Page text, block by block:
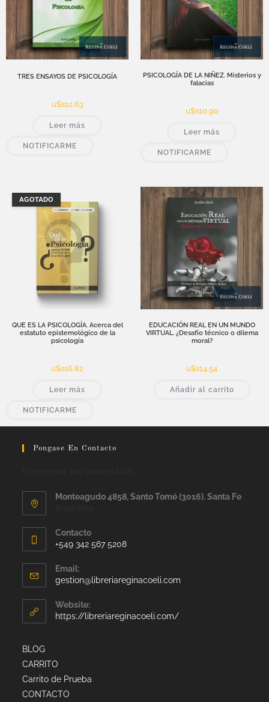
TRES ENSAYOS DE PSICOLOGÍA
u$s12,63
Leer más
NOTIFICARME
PSICOLOGÍA DE LA NIÑEZ. Misterios y
falacias
u$s10,90
Leer más
NOTIFICARME
AGOTADO
QUE ES LA PSICOLOGÍA. Acerca del
estatuto epistemológico de la
psicología
u$s16,82
Leer más
NOTIFICARME
EDUCACIÓN REAL EN UN MUNDO
VIRTUAL. ¿Desafío técnico o dilema
moral?
u$s14,54
Añadir al carrito
Pongase En Contacto
Monteagudo 4858, Santo Tomé (3016). Santa Fe
Contacto
+549 342 567 5208
Email:
gestion@libreriareginacoeli.com
Website:
https://libreriareginacoeli.com/
BLOG
CARRITO
Carrito de Prueba
CONTACTO